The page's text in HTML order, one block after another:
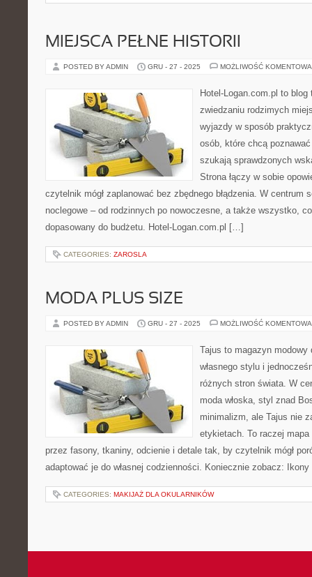
MIEJSCA PEŁNE HISTORII
POSTED BY ADMIN GRU - 27 - 2025 MOŻLIWOŚĆ
Hotel-Logan.com.pl to
zwiedzaniu rodzimych
wyjazdy w sposób
osób, które chcą
szukają sprawdzonych
Strona łączy w sobie
czytelnik mógł zaplanować bez zbędnego błądzenia. W centrum
noclegowe – od rodzinnych po nowoczesne, a także wszystko,
dopasowany do budżetu. Hotel-Logan.com.pl […]
CATEGORIES: ZAROSLA
MODA PLUS SIZE
POSTED BY ADMIN GRU - 27 - 2025 MOŻLIWOŚĆ
Tajus to magazyn
własnego stylu i
różnych stron świata. W
moda włoska, styl znad
minimalizm, ale Tajus nie
etykietach. To raczej
przez fasony, tkaniny, odcienie i detale tak, by czytelnik mógł
adaptować je do własnej codzienności. Koniecznie zobacz:
CATEGORIES: MAKIJAŻ DLA OKULARNIKÓW